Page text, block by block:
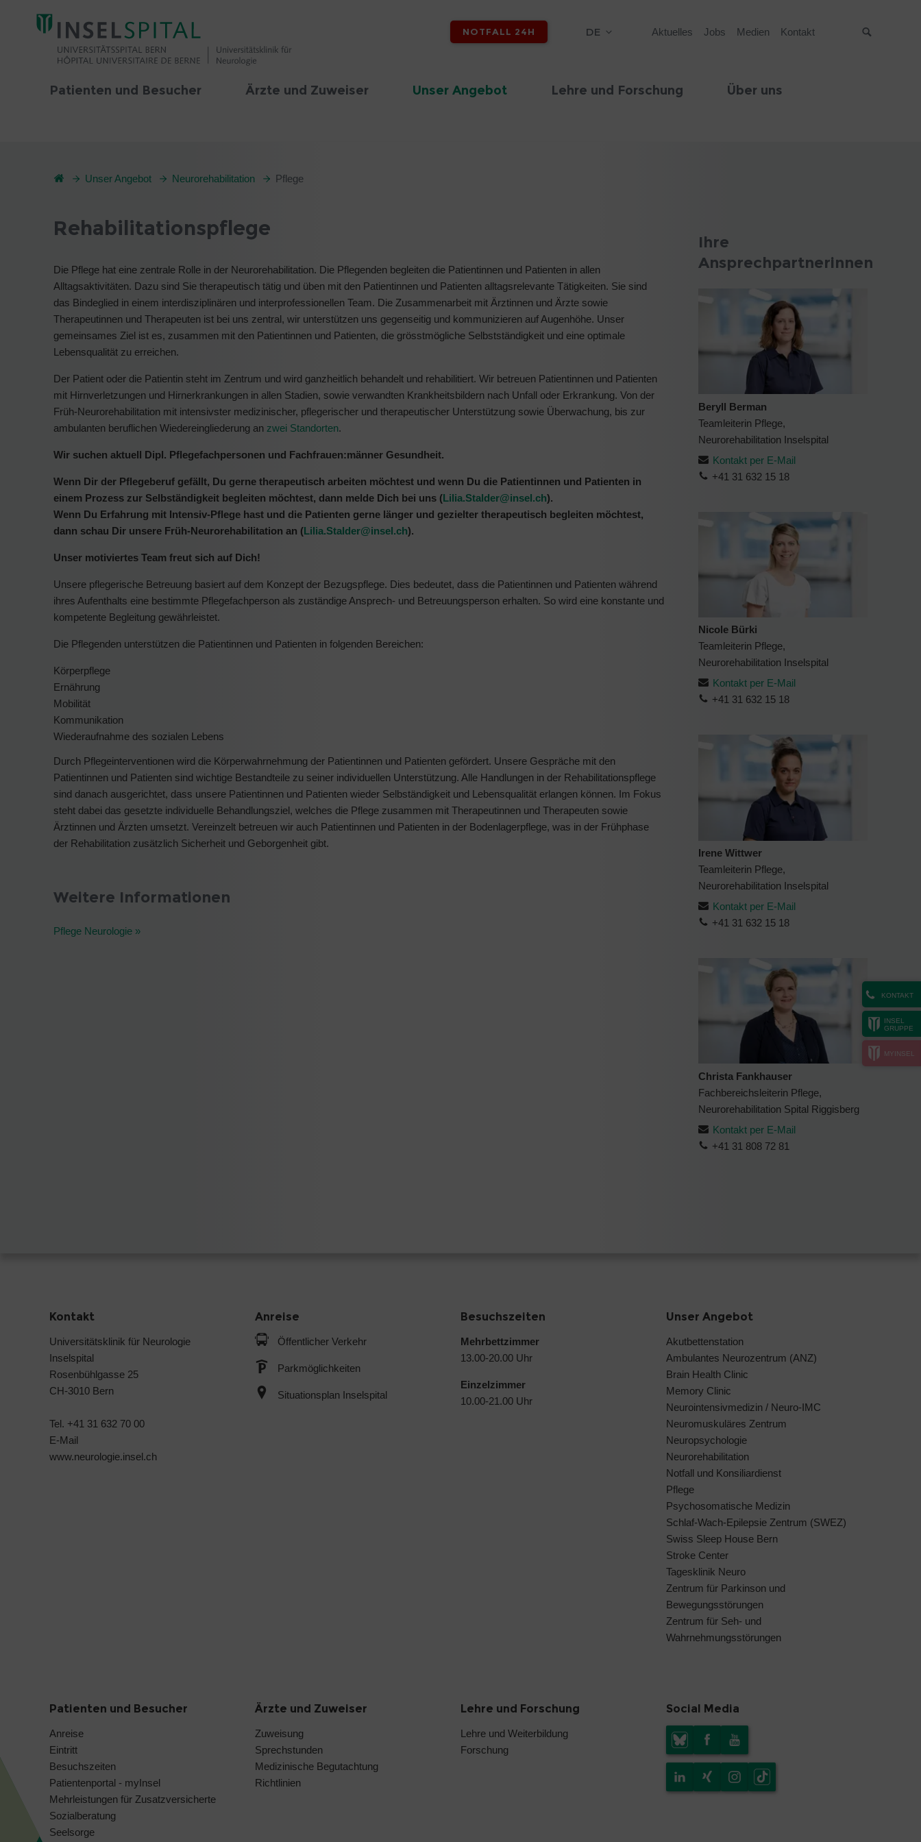
NOTFALL 24H DE Aktuelles Jobs Medien Kontakt
Patienten und Besucher Ärzte und Zuweiser Unser Angebot Lehre und Forschung Über uns
KONTAKT
INSEL
GRUPPE
MYINSEL
Unser Angebot Neurorehabilitation Pflege
Rehabilitationspflege
Die Pflege hat eine zentrale Rolle in der Neurorehabilitation. Die Pflegenden begleiten die Patientinnen und Patienten in allen
Alltagsaktivitäten. Dazu sind Sie therapeutisch tätig und üben mit den Patientinnen und Patienten alltagsrelevante Tätigkeiten. Sie sind
das Bindeglied in einem interdisziplinären und interprofessionellen Team. Die Zusammenarbeit mit Ärztinnen und Ärzte sowie
Therapeutinnen und Therapeuten ist bei uns zentral, wir unterstützen uns gegenseitig und kommunizieren auf Augenhöhe. Unser
gemeinsames Ziel ist es, zusammen mit den Patientinnen und Patienten, die grösstmögliche Selbstständigkeit und eine optimale
Lebensqualität zu erreichen.
Der Patient oder die Patientin steht im Zentrum und wird ganzheitlich behandelt und rehabilitiert. Wir betreuen Patientinnen und Patienten
mit Hirnverletzungen und Hirnerkrankungen in allen Stadien, sowie verwandten Krankheitsbildern nach Unfall oder Erkrankung. Von der
Früh-Neurorehabilitation mit intensivster medizinischer, pflegerischer und therapeutischer Unterstützung sowie Überwachung, bis zur
ambulanten beruflichen Wiedereingliederung an zwei Standorten.
Wir suchen aktuell Dipl. Pflegefachpersonen und Fachfrauen:männer Gesundheit.
Wenn Dir der Pflegeberuf gefällt, Du gerne therapeutisch arbeiten möchtest und wenn Du die Patientinnen und Patienten in
einem Prozess zur Selbständigkeit begleiten möchtest, dann melde Dich bei uns (Lilia.Stalder@insel.ch).
Wenn Du Erfahrung mit Intensiv-Pflege hast und die Patienten gerne länger und gezielter therapeutisch begleiten möchtest,
dann schau Dir unsere Früh-Neurorehabilitation an (Lilia.Stalder@insel.ch).
Unser motiviertes Team freut sich auf Dich!
Unsere pflegerische Betreuung basiert auf dem Konzept der Bezugspflege. Dies bedeutet, dass die Patientinnen und Patienten während
ihres Aufenthalts eine bestimmte Pflegefachperson als zuständige Ansprech- und Betreuungsperson erhalten. So wird eine konstante und
kompetente Begleitung gewährleistet.
Die Pflegenden unterstützen die Patientinnen und Patienten in folgenden Bereichen:
Körperpflege
Ernährung
Mobilität
Kommunikation
Wiederaufnahme des sozialen Lebens
Durch Pflegeinterventionen wird die Körperwahrnehmung der Patientinnen und Patienten gefördert. Unsere Gespräche mit den
Patientinnen und Patienten sind wichtige Bestandteile zu seiner individuellen Unterstützung. Alle Handlungen in der Rehabilitationspflege
sind danach ausgerichtet, dass unsere Patientinnen und Patienten wieder Selbständigkeit und Lebensqualität erlangen können. Im Fokus
steht dabei das gesetzte individuelle Behandlungsziel, welches die Pflege zusammen mit Therapeutinnen und Therapeuten sowie
Ärztinnen und Ärzten umsetzt. Vereinzelt betreuen wir auch Patientinnen und Patienten in der Bodenlagerpflege, was in der Frühphase
der Rehabilitation zusätzlich Sicherheit und Geborgenheit gibt.
Weitere Informationen
Pflege Neurologie »
Ihre
Ansprechpartnerinnen
Beryll Berman
Teamleiterin Pflege,
Neurorehabilitation Inselspital
Kontakt per E-Mail
+41 31 632 15 18
Nicole Bürki
Teamleiterin Pflege,
Neurorehabilitation Inselspital
Kontakt per E-Mail
+41 31 632 15 18
Irene Wittwer
Teamleiterin Pflege,
Neurorehabilitation Inselspital
Kontakt per E-Mail
+41 31 632 15 18
Christa Fankhauser
Fachbereichsleiterin Pflege,
Neurorehabilitation Spital Riggisberg
Kontakt per E-Mail
+41 31 808 72 81
Kontakt
Universitätsklinik für Neurologie
Inselspital
Rosenbühlgasse 25
CH-3010 Bern
Tel. +41 31 632 70 00
E-Mail
www.neurologie.insel.ch
Anreise
Öffentlicher Verkehr
Parkmöglichkeiten
Situationsplan Inselspital
Besuchszeiten
Mehrbettzimmer
13.00-20.00 Uhr
Einzelzimmer
10.00-21.00 Uhr
Unser Angebot
Akutbettenstation
Ambulantes Neurozentrum (ANZ)
Brain Health Clinic
Memory Clinic
Neurointensivmedizin / Neuro-IMC
Neuromuskuläres Zentrum
Neuropsychologie
Neurorehabilitation
Notfall und Konsiliardienst
Pflege
Psychosomatische Medizin
Schlaf-Wach-Epilepsie Zentrum (SWEZ)
Swiss Sleep House Bern
Stroke Center
Tagesklinik Neuro
Zentrum für Parkinson und
Bewegungsstörungen
Zentrum für Seh- und
Wahrnehmungsstörungen
Patienten und Besucher
Anreise
Eintritt
Besuchszeiten
Patientenportal - myInsel
Mehrleistungen für Zusatzversicherte
Sozialberatung
Seelsorge
Ärzte und Zuweiser
Zuweisung
Sprechstunden
Medizinische Begutachtung
Richtlinien
Lehre und Forschung
Lehre und Weiterbildung
Forschung
Social Media